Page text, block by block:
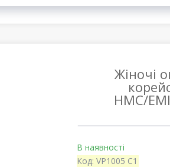
Жіночі
HMC/
В наявності
Код: VP1005 C1